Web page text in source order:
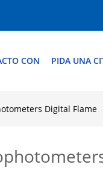
CON PIDA UNA
Digital Flame